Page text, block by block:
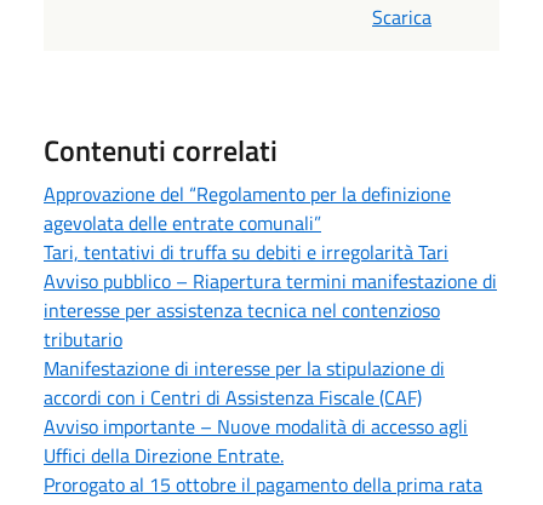
Scarica
Contenuti correlati
Approvazione del “Regolamento per la definizione
agevolata delle entrate comunali”
Tari, tentativi di truffa su debiti e irregolarità Tari
Avviso pubblico – Riapertura termini manifestazione di
interesse per assistenza tecnica nel contenzioso
tributario
Manifestazione di interesse per la stipulazione di
accordi con i Centri di Assistenza Fiscale (CAF)
Avviso importante – Nuove modalità di accesso agli
Uffici della Direzione Entrate.
Prorogato al 15 ottobre il pagamento della prima rata